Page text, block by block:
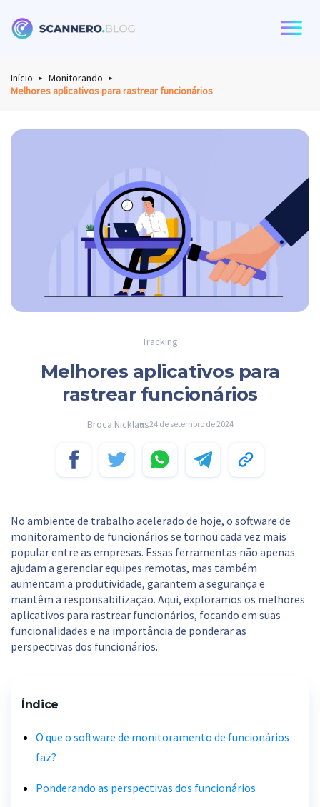
Início
Monitorando
Melhores aplicativos para rastrear funcionários
Tracking
Melhores aplicativos para
rastrear funcionários
Broca Nicklaus24 de setembro de 2024
No ambiente de trabalho acelerado de hoje, o software de
monitoramento de funcionários se tornou cada vez mais
popular entre as empresas. Essas ferramentas não apenas
ajudam a gerenciar equipes remotas, mas também
aumentam a produtividade, garantem a segurança e
mantêm a responsabilização. Aqui, exploramos os melhores
aplicativos para rastrear funcionários, focando em suas
funcionalidades e na importância de ponderar as
perspectivas dos funcionários.
Índice
O que o software de monitoramento de funcionários
faz?
Ponderando as perspectivas dos funcionários